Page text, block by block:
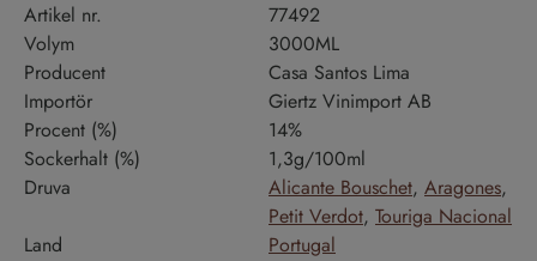
Artikel nr.
77492
Volym
3000ML
Producent
Casa Santos Lima
Importör
Giertz Vinimport AB
Procent (%)
14%
Sockerhalt (%)
1,3g/100ml
Druva
Alicante Bouschet, Aragones,
Petit Verdot, Touriga Nacional
Land
Portugal